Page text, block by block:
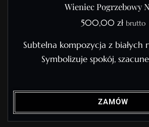
Wieniec Pogrzebowy
500,00 zł brutto
Subtelna kompozycja z białych
Symbolizuje spokój,
ZAMÓW